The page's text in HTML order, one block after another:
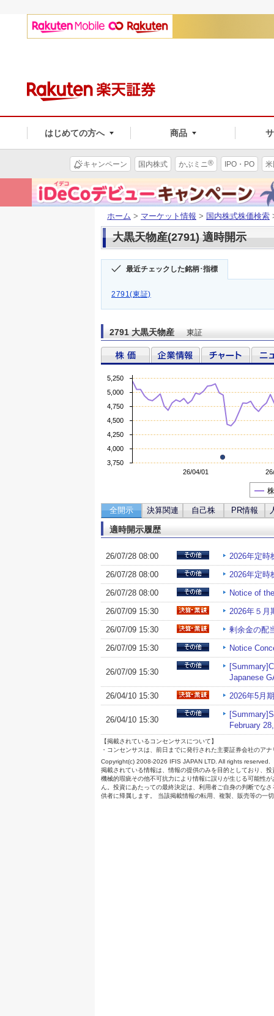
はじめての方へ 商品
キャンペーン 国内株式 かぶミニ® IPO・PO
ホーム > マーケット情報 > 国内株式株価検索
大黒天物産(2791) 適時開示
最近チェックした銘柄･指標
2791(東証)
2791 大黒天物産 東証